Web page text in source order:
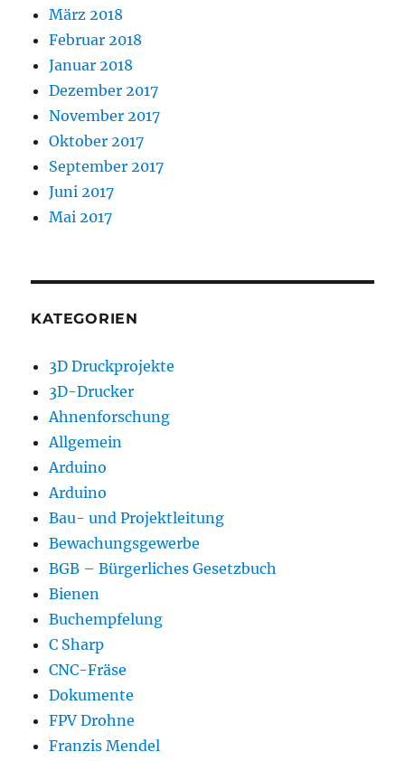
März 2018
Februar 2018
Januar 2018
Dezember 2017
November 2017
Oktober 2017
September 2017
Juni 2017
Mai 2017
KATEGORIEN
3D Druckprojekte
3D-Drucker
Ahnenforschung
Allgemein
Arduino
Arduino
Bau- und Projektleitung
Bewachungsgewerbe
BGB – Bürgerliches Gesetzbuch
Bienen
Buchempfelung
C Sharp
CNC-Fräse
Dokumente
FPV Drohne
Franzis Mendel